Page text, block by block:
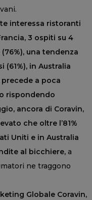
interessa ristoranti
3 ospiti su 4
una tendenza
(61%), in Australia
precede a poca
rispondendo
ancora di Coravin,
che oltre l’81%
Uniti e in Australia
al bicchiere, a
ne traggono
Globale Coravin,